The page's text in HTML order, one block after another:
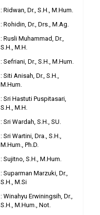
: Ridwan, Dr., S.H., M.Hum.
: Rohidin, Dr., Drs., M.Ag.
: Rusli Muhammad, Dr.,
S.H., M.H.
: Sefriani, Dr., S.H., M.Hum.
: Siti Anisah, Dr., S.H.,
M.Hum.
: Sri Hastuti Puspitasari,
S.H., M.H.
: Sri Wardah, S.H., SU.
: Sri Wartini, Dra., S.H.,
M.Hum., Ph.D.
: Sujitno, S.H., M.Hum.
: Suparman Marzuki, Dr.,
S.H., M.Si
: Winahyu Erwiningsih, Dr.,
S.H., M.Hum., Not.